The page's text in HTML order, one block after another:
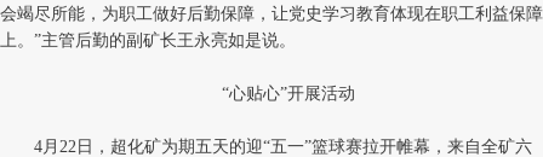
会竭尽所能，为职工做好后勤保障，让党史学习教育体现在职工利益保障
上。”主管后勤的副矿长王永亮如是说。
“心贴心”开展活动
4月22日，超化矿为期五天的迎“五一”篮球赛拉开帷幕，来自全矿六